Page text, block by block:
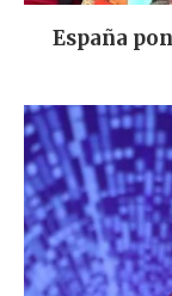
España